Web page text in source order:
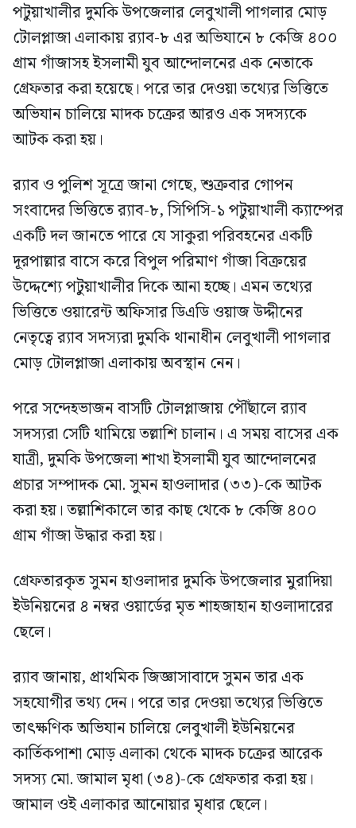
পটুয়াখালীর দুমকি উপজেলার লেবুখালী পাগলার মোড়
টোলপ্লাজা এলাকায় র‍্যাব-৮ এর অভিযানে ৮ কেজি ৪০০
গ্রাম গাঁজাসহ ইসলামী যুব আন্দোলনের এক নেতাকে
গ্রেফতার করা হয়েছে। পরে তার দেওয়া তথ্যের ভিত্তিতে
অভিযান চালিয়ে মাদক চক্রের আরও এক সদস্যকে
আটক করা হয়।
র‍্যাব ও পুলিশ সূত্রে জানা গেছে, শুক্রবার গোপন
সংবাদের ভিত্তিতে র‍্যাব-৮, সিপিসি-১ পটুয়াখালী ক্যাম্পের
একটি দল জানতে পারে যে সাকুরা পরিবহনের একটি
দূরপাল্লার বাসে করে বিপুল পরিমাণ গাঁজা বিক্রয়ের
উদ্দেশ্যে পটুয়াখালীর দিকে আনা হচ্ছে। এমন তথ্যের
ভিত্তিতে ওয়ারেন্ট অফিসার ডিএডি ওয়াজ উদ্দীনের
নেতৃত্বে র‍্যাব সদস্যরা দুমকি থানাধীন লেবুখালী পাগলার
মোড় টোলপ্লাজা এলাকায় অবস্থান নেন।
পরে সন্দেহভাজন বাসটি টোলপ্লাজায় পৌঁছালে র‍্যাব
সদস্যরা সেটি থামিয়ে তল্লাশি চালান। এ সময় বাসের এক
যাত্রী, দুমকি উপজেলা শাখা ইসলামী যুব আন্দোলনের
প্রচার সম্পাদক মো. সুমন হাওলাদার (৩৩)-কে আটক
করা হয়। তল্লাশিকালে তার কাছ থেকে ৮ কেজি ৪০০
গ্রাম গাঁজা উদ্ধার করা হয়।
গ্রেফতারকৃত সুমন হাওলাদার দুমকি উপজেলার মুরাদিয়া
ইউনিয়নের ৪ নম্বর ওয়ার্ডের মৃত শাহজাহান হাওলাদারের
ছেলে।
র‍্যাব জানায়, প্রাথমিক জিজ্ঞাসাবাদে সুমন তার এক
সহযোগীর তথ্য দেন। পরে তার দেওয়া তথ্যের ভিত্তিতে
তাৎক্ষণিক অভিযান চালিয়ে লেবুখালী ইউনিয়নের
কার্তিকপাশা মোড় এলাকা থেকে মাদক চক্রের আরেক
সদস্য মো. জামাল মৃধা (৩৪)-কে গ্রেফতার করা হয়।
জামাল ওই এলাকার আনোয়ার মৃধার ছেলে।